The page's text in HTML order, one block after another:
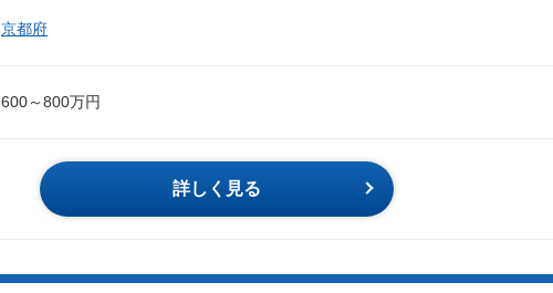
京都府
600～800万円
詳しく見る